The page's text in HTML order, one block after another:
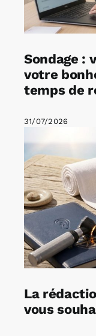
Sondage :
votre
temps de
31/07/2026
La
vous